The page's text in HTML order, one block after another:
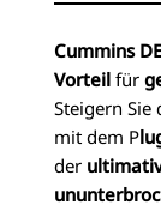
Cummins
Vorteilfür
Steigern Sie
mit dem P
der